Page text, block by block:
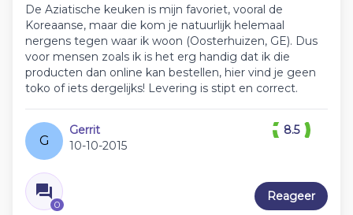
De Aziatische keuken is mijn favoriet, vooral de
Koreaanse, maar die kom je natuurlijk helemaal
nergens tegen waar ik woon (Oosterhuizen, GE). Dus
voor mensen zoals ik is het erg handig dat ik die
producten dan online kan bestellen, hier vind je geen
toko of iets dergelijks! Levering is stipt en correct.
G
Gerrit
10-10-2015
0
8.5
Reageer